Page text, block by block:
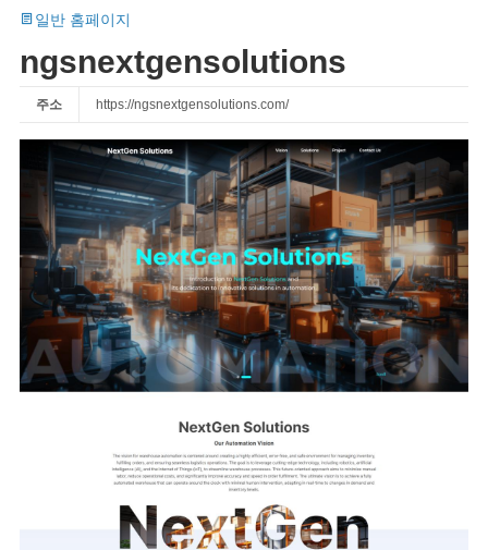
일반 홈페이지
ngsnextgensolutions
주소 https://ngsnextgensolutions.com/